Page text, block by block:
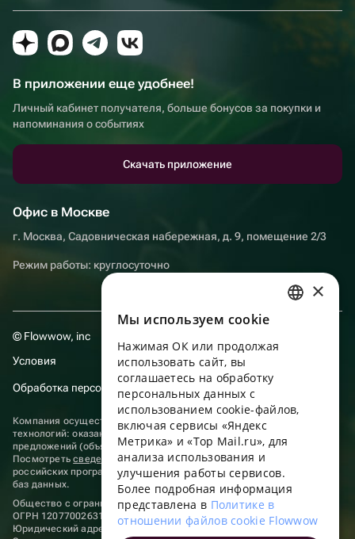
В приложении еще удобнее!
Личный кабинет получателя, больше бонусов за покупки и
напоминания о событиях
Скачать приложение
Офис в Москве
г. Москва, Садовническая набережная, д. 9, помещение 2/3
Режим работы: круглосуточно
© Flowwow, inc
Условия
Обработка персональных данных
Компания осуществляет деятельность в области информационных
технологий: оказание услуг в сети “Интернет” по размещению
предложений (объявлений) продавцов о реализации товаров.
Посмотретьсведения о программах, включенных в реестр
российских программ для электронных вычислительных машин и
баз данных.
Общество с ограниченной ответственностью «ФЛАУВАУ»
ОГРН 1207700263198, ИНН 9702020445
Юридический адрес: г. Москва, вн.тер. г. Муниципальный округ
ENGLISH
UKRAINIAN
PORTUGUESE
FRENCH
×
Мы используем сookie
Нажимая ОК или продолжая
использовать сайт, вы
соглашаетесь на обработку
персональных данных с
использованием cookie-файлов,
включая сервисы «Яндекс
Метрика» и «Top Mail.ru», для
анализа использования и
улучшения работы сервисов.
Более подробная информация
представлена в Политике в
отношении файлов cookie Flowwow